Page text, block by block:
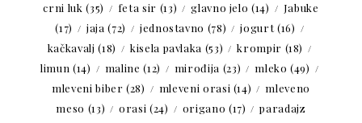
crni luk (35) feta sir (13) glavno jelo (14)
Jabuke
(17)
jaja (72) jednostavno (78) jogurt(16)
kačkavalj (18) kisela pavlaka (53) krompir (18)
limun (14) maline (12) mirođija (23) mleko (49)
mleveni biber (28) mleveni orasi (14)
mleveno
meso (13) orasi (24) origano (17)
paradajz